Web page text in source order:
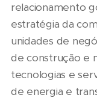
relacionamento
estratégia da
unidades de
de construção e
tecnologias e
de energia e